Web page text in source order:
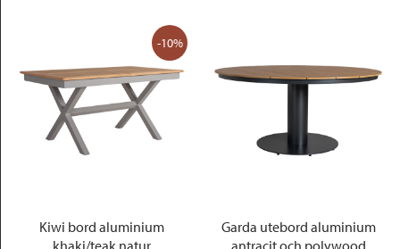
-10%
Kiwi bord aluminium
khaki/teak natur
Garda utebord aluminium
antracit och polywood